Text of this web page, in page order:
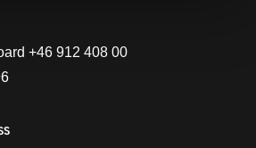
+46 912 408 00